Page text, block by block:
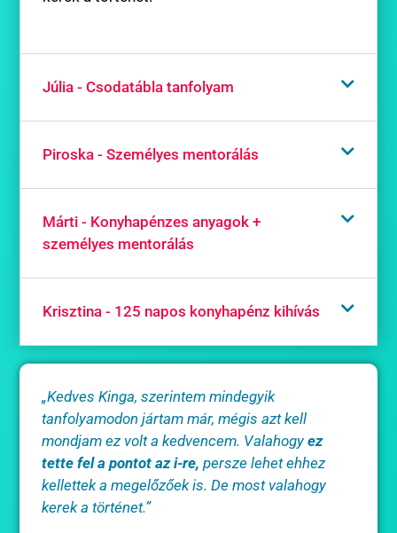
Júlia - Csodatábla tanfolyam
Piroska - Személyes mentorálás
Márti - Konyhapénzes anyagok +
személyes mentorálás
Krisztina - 125 napos konyhapénz kihívás
„Kedves Kinga, szerintem mindegyik
tanfolyamodon jártam már, mégis azt kell
mondjam ez volt a kedvencem. Valahogyez
tette fel a pontot az i-re, persze lehet ehhez
kellettek a megelőzőek is. De most valahogy
kerek a történet.”